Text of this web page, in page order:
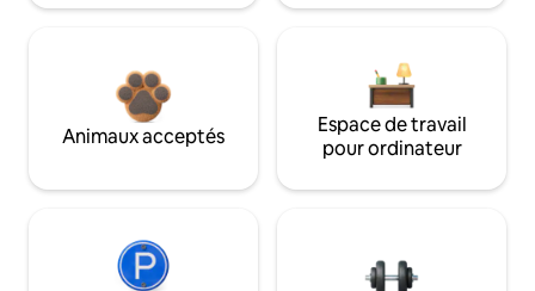
Animaux acceptés
Espace de travail
pour ordinateur